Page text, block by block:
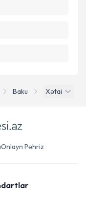
Baku Xətai
Onlayn Pəhriz